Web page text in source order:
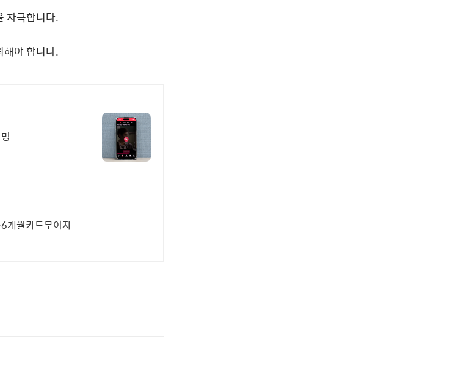
자극합니다.
해야 합니다.
개월카드무이자